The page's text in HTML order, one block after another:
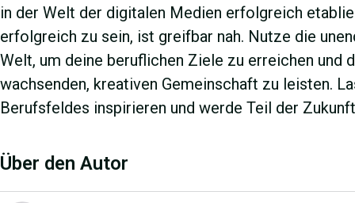
in der Welt der digitalen Medien erfolgreich
erfolgreich zu sein, ist greifbar nah. Nutze die
Welt, um deine beruflichen Ziele zu erreichen und
wachsenden, kreativen Gemeinschaft zu leisten.
Berufsfeldes inspirieren und werde Teil der
Über den Autor